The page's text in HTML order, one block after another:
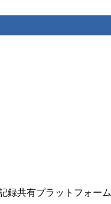
録共有プラットフォーム